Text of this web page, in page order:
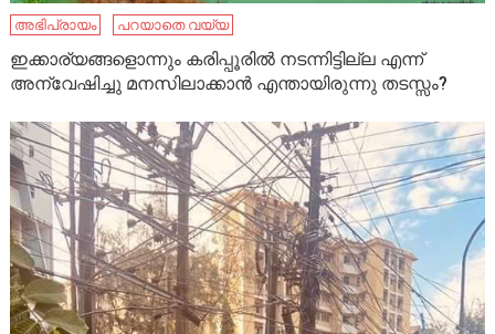
അഭിപ്രായം പറയാതെ വയ്യ
ഇക്കാര്യങ്ങളൊന്നും കരിപ്പൂരില്‍ നടന്നിട്ടില്ല എന്ന്
അന്വേഷിച്ചു മനസിലാക്കാന്‍ എന്തായിരുന്നു തടസ്സം?